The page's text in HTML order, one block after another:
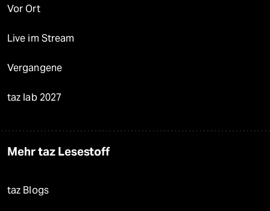
Vor Ort
Live im Stream
Vergangene
taz lab 2027
Mehr taz Lesestoff
taz Blogs